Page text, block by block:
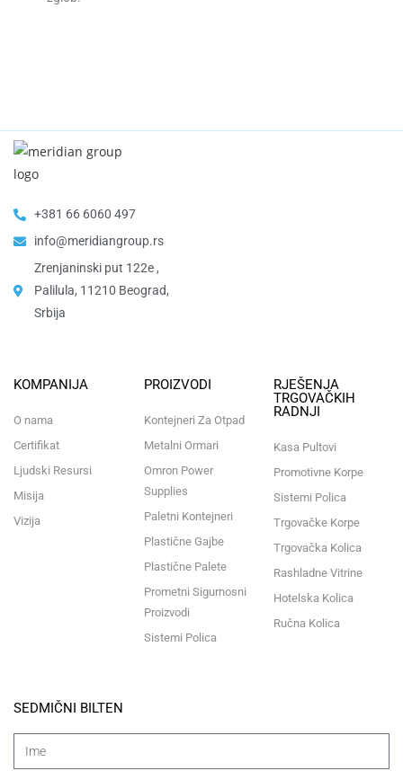
+381 66 6060 497
info@meridiangroup.rs
Zrenjaninski put 122e ,
Palilula, 11210 Beograd,
Srbija
KOMPANIJA
O nama
Certifikat
Ljudski Resursi
Misija
Vizija
PROIZVODI
Kontejneri Za Otpad
Metalni Ormari
Omron Power
Supplies
Paletni Kontejneri
Plastične Gajbe
Plastične Palete
Prometni Sigurnosni
Proizvodi
Sistemi Polica
RJEŠENJA
TRGOVAČKIH
RADNJI
Kasa Pultovi
Promotivne Korpe
Sistemi Polica
Trgovačke Korpe
Trgovačka Kolica
Rashladne Vitrine
Hotelska Kolica
Ručna Kolica
SEDMIČNI BILTEN